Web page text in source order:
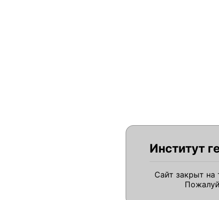
Институт
Сайт закрыт на